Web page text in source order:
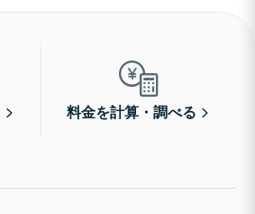
料金を計算・調べる